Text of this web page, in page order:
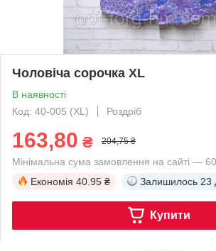
Чоловіча сорочка XL
В наявності
Код: 40-005 (XL)
Роздріб
163,80 ₴ 204,75 ₴
Мінімальна сума замовлення на сайті —
Економія 40.95 ₴ Залишилось 23
Купити